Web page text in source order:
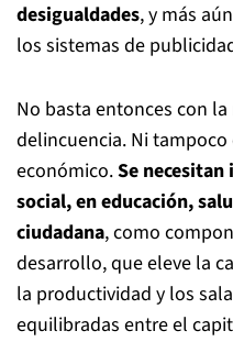
desigualdades, y más
los sistemas de
No basta entonces con
delincuencia. Ni
económico.Se
social, en educación,
ciudadana, como
desarrollo, que eleve la
la productividad y los
equilibradas entre el